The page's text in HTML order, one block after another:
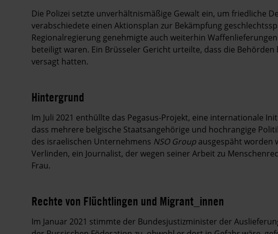
Die Polizei setzte unverhältnismäßige Gewalt ein, um friedliche
verabschiedete einen Aktionsplan zur Bekämpfung
Regionalregierung genehmigte auch weiterhin
beteiligt waren. Ein Brüsseler Gericht urteilte, dass die
versagt hatten.
Hintergrund
Im Juli 2021 enthüllte das Pegasus-Projekt, eine internationale
dass mehrere belgische Staatsangehörige und hochrangige
des israelischen Unternehmens NSO Group ausgespäht worden
Verlinden, ein Journalist, der wegen seiner Arbeit zu
Frau.
Rechte von Flüchtlingen und Migrant_innen
Im Januar 2021 stimmte der Bundesjustizminister der